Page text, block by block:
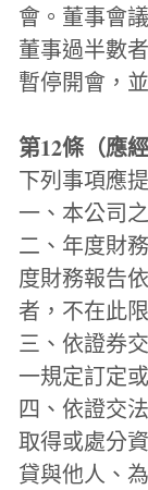
會。董事會
董事過半數
暫停開會，
第12條（應
下列事項應
一、本公司
二、年度財
度財務報告
者，不在此
三、依證券
一規定訂定
四、依證交
取得或處分
貸與他人、